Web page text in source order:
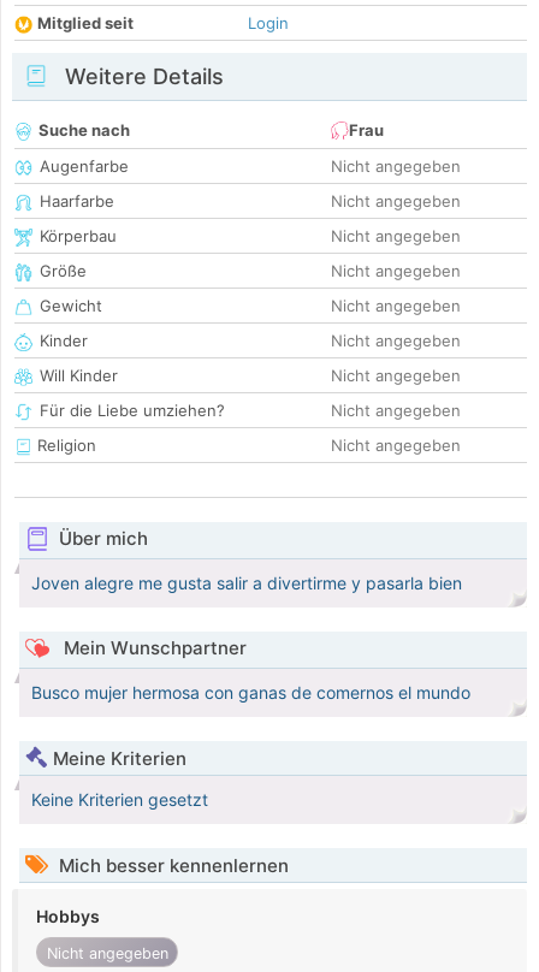
Mitglied seit
Login
Weitere Details
Suche nach
Frau
Augenfarbe
Nicht angegeben
Haarfarbe
Nicht angegeben
Körperbau
Nicht angegeben
Größe
Nicht angegeben
Gewicht
Nicht angegeben
Kinder
Nicht angegeben
Will Kinder
Nicht angegeben
Für die Liebe umziehen?
Nicht angegeben
Religion
Nicht angegeben
Über mich
Joven alegre me gusta salir a divertirme y pasarla bien
Mein Wunschpartner
Busco mujer hermosa con ganas de comernos el mundo
Meine Kriterien
Keine Kriterien gesetzt
Mich besser kennenlernen
Hobbys
Nicht angegeben